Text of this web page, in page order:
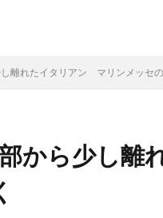
離れたイタリアン マリンメッセ
から少し離